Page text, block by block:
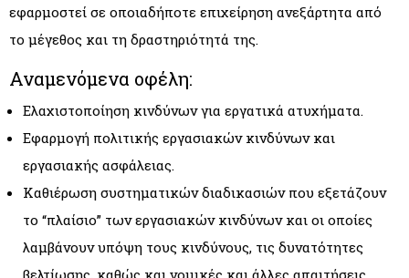
εφαρμοστεί σε οποιαδήποτε επιχείρηση ανεξάρτητα από
το μέγεθος και τη δραστηριότητά της.
Αναμενόμενα οφέλη:
Ελαχιστοποίηση κινδύνων για εργατικά ατυχήματα.
Εφαρμογή πολιτικής εργασιακών κινδύνων και
εργασιακής ασφάλειας.
Καθιέρωση συστηματικών διαδικασιών που εξετάζουν
το “πλαίσιο” των εργασιακών κινδύνων και οι οποίες
λαμβάνουν υπόψη τους κινδύνους, τις δυνατότητες
βελτίωσης, καθώς και νομικές και άλλες απαιτήσεις.